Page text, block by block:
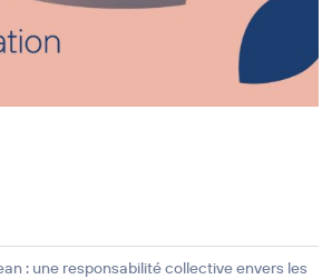
: une responsabilité collective envers les